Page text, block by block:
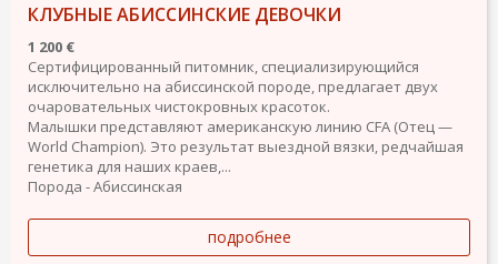
КЛУБНЫЕ АБИССИНСКИЕ ДЕВОЧКИ
1 200 €
Сертифицированный питомник, специализирующийся
исключительно на абиссинской породе, предлагает двух
очаровательных чистокровных красоток.
Малышки представляют американскую линию CFA (Отец —
World Champion). Это результат выездной вязки, редчайшая
генетика для наших краев,...
Порода - Абиссинская
подробнее